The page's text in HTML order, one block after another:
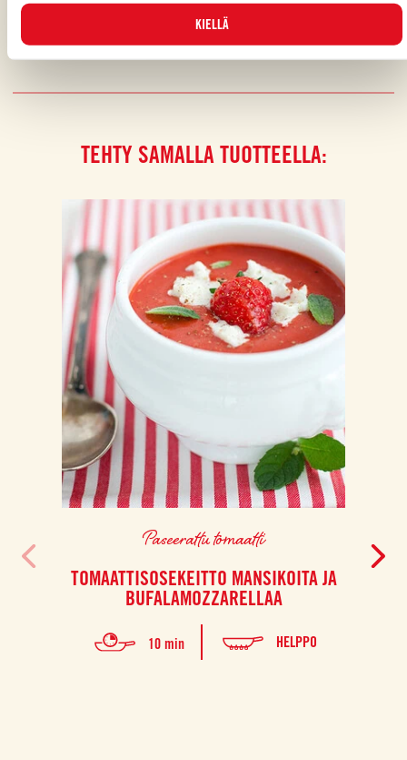
KIELLÄ
TEHTY SAMALLA TUOTTEELLA:
Paseerattu tomaatti
TOMAATTISOSEKEITTO MANSIKOITA JA
BUFALAMOZZARELLAA
10 min HELPPO